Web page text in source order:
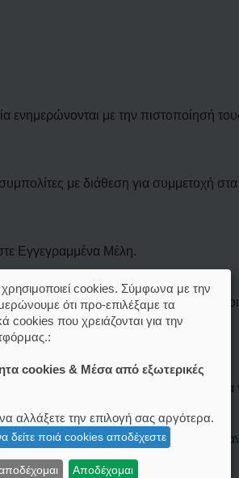
ενημερώνονται με την πιστοποίησή
με διάθεση για συμμετοχή στα
Εγγεγραμμένα Μέλη.
μόνο εδώ , όταν οι μη
να επιλέξετε τον νομό σας και να
ΗΡΑΚΛΕΙΟΥ ΚΡΗΤΗΣ", θα δει τις
Μέλη Νομού Ηρακλείου Κρήτης".
cookies. Σύμφωνα με την
ότι προ-επιλέξαμε τα
cookies που χρειάζονται για την
cookies & Μέσα από εξωτερικές
αλλάξετε την επιλογή σας αργότερα.
δείτε ποιά cookies αποδέχεστε
Αποδέχομαι